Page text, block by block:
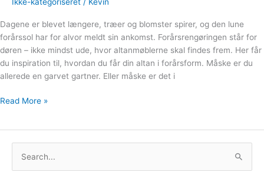
Dagene er blevet længere, træer og blomster spirer, og den lune
forårssol har for alvor meldt sin ankomst. Forårsrengøringen står for
døren – ikke mindst ude, hvor altanmøblerne skal findes frem. Her får
du inspiration til, hvordan du får din altan i forårsform. Måske er du
allerede en garvet gartner. Eller måske er det i
Read More »